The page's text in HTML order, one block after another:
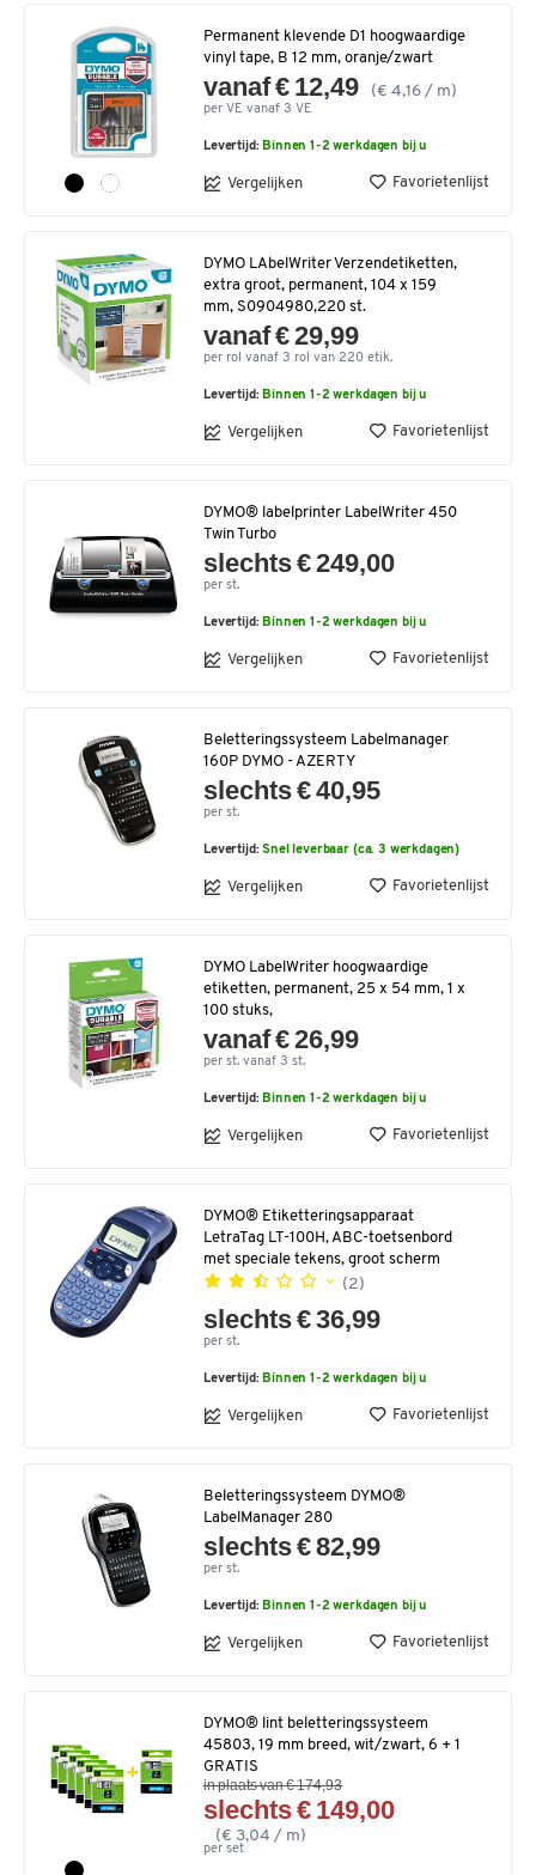
Permanent klevende D1 hoogwaardige
vinyl tape, B 12 mm, oranje/zwart
vanaf € 12,49 (€ 4,16 / m)
per VE vanaf 3 VE
Levertijd: Binnen 1-2 werkdagen bij u
Vergelijken Favorietenlijst
DYMO LAbelWriter Verzendetiketten,
extra groot, permanent, 104 x 159
mm, S0904980,220 st.
vanaf € 29,99
per rol vanaf 3 rol van 220 etik.
Levertijd: Binnen 1-2 werkdagen bij u
Vergelijken Favorietenlijst
DYMO® labelprinter LabelWriter 450
Twin Turbo
slechts € 249,00
per st.
Levertijd: Binnen 1-2 werkdagen bij u
Vergelijken Favorietenlijst
Beletteringssysteem Labelmanager
160P DYMO - AZERTY
slechts € 40,95
per st.
Levertijd:Snel leverbaar (ca. 3 werkdagen)
Vergelijken Favorietenlijst
DYMO LabelWriter hoogwaardige
etiketten, permanent, 25 x 54 mm, 1 x
100 stuks,
vanaf € 26,99
per st. vanaf 3 st.
Levertijd: Binnen 1-2 werkdagen bij u
Vergelijken Favorietenlijst
DYMO® Etiketteringsapparaat
LetraTag LT-100H, ABC-toetsenbord
met speciale tekens, groot scherm
(2)
slechts € 36,99
per st.
Levertijd: Binnen 1-2 werkdagen bij u
Vergelijken Favorietenlijst
Beletteringssysteem DYMO®
LabelManager 280
slechts € 82,99
per st.
Levertijd: Binnen 1-2 werkdagen bij u
Vergelijken Favorietenlijst
DYMO® lint beletteringssysteem
45803, 19 mm breed, wit/zwart, 6 + 1
GRATIS
in plaats van € 174,93
slechts € 149,00
(€ 3,04 / m)
per set